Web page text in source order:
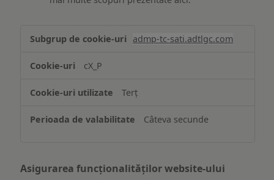
și/sau
informațiilor
pe
dispozitiv
admp-tc-sati.adtlgc.com
cX_P
Terț
Câteva secunde
Asigurarea funcționalităților website-ului